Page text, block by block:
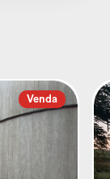
Venda